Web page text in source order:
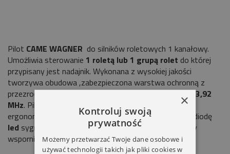
Pilot CAME WAGNER do silników roletowych 1 kanałowy.
Umożliwia sterowanie 1 roletą lub 1 grupą rolet do której
przypisany jest nadajnik. Wykonana z wysokiej jakości
tworzywa obudowa ,zabezpieczona warstwa ochronną z
przezroczystego materiału. Częstotliwość radiowa433,92
MHz. Pilot posiada nowoczesny i elegancki design,
ergonomiczne przyciski, odporną obudowę, czerwoną diodę
led sygnalizującą stan baterii. Pilot posiada praktyczny
wspornik naścienny.
×
Kontroluj swoją
prywatność
Możemy przetwarzać Twoje dane osobowe i
używać technologii takich jak pliki cookies w